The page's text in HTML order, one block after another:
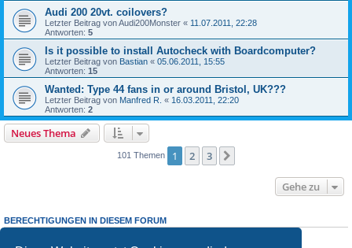
Audi 200 20vt. coilovers?
Letzter Beitrag vonAudi200Monster « 11.07.2011, 22:28
Antworten: 5
Is it possible to install Autocheck with Boardcomputer?
Letzter Beitrag von Bastian « 05.06.2011, 15:55
Antworten: 15
Wanted: Type 44 fans in or around Bristol, UK???
Letzter Beitrag von Manfred R. « 16.03.2011, 22:20
Antworten: 2
Neues Thema
101 Themen 1 2 3
Gehe zu
BERECHTIGUNGEN IN DIESEM FORUM